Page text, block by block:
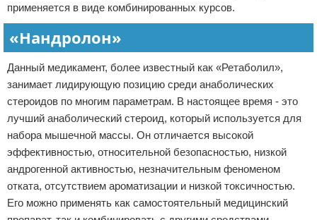
применяется в виде комбинированных курсов.
«Нандролон»
Данный медикамент, более известный как «Ретаболил»,
занимает лидирующую позицию среди анаболических
стероидов по многим параметрам. В настоящее время - это
лучший анаболический стероид, который используется для
набора мышечной массы. Он отличается высокой
эффективностью, относительной безопасностью, низкой
андрогенной активностью, незначительным феноменом
отката, отсутствием ароматизации и низкой токсичностью.
Его можно применять как самостоятельный медицинский